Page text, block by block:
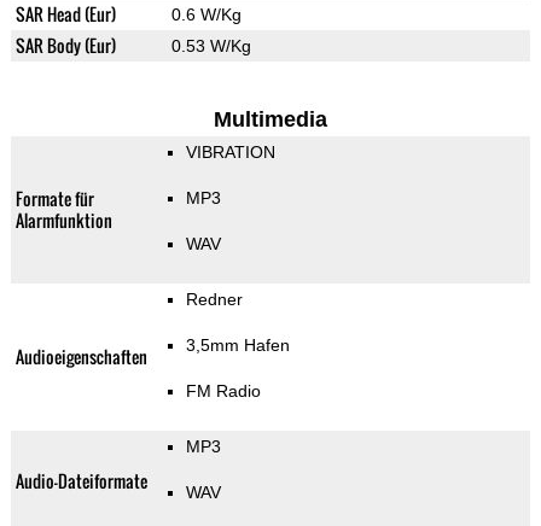
SAR Head (Eur) 0.6 W/Kg
SAR Body (Eur) 0.53 W/Kg
Multimedia
Formate für
Alarmfunktion
VIBRATION
MP3
WAV
Audioeigenschaften
Redner
3,5mm Hafen
FM Radio
Audio-Dateiformate
MP3
WAV